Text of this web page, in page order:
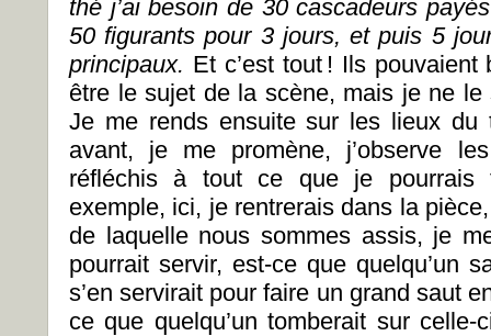
thé j’ai besoin de 30 cascadeurs
50 figurants pour 3 jours, et puis 5
principaux. Et c’est tout ! Ils
être le sujet de la scène, mais je ne
Je me rends ensuite sur les lieux du
avant, je me promène, j’observe
réfléchis à tout ce que je pourrais
exemple, ici, je rentrerais dans la
de laquelle nous sommes assis, je
pourrait servir, est-ce que quelqu’un
s’en servirait pour faire un grand saut
ce que quelqu’un tomberait sur